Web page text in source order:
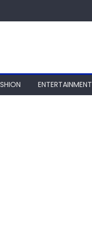
ENTERTAINMENT